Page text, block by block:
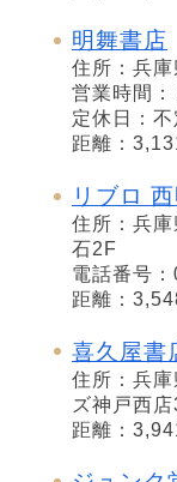
明舞書店
住所：兵
営業時間
定休日：不
距離：
リブロ
住所：兵
石2F
電話番号
距離：
喜久屋書
住所：兵
ズ神戸西
距離：